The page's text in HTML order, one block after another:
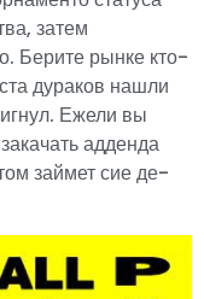
затем
Берите рынке кто-
дураков нашли
Ежели вы
адденда
займет сие де-